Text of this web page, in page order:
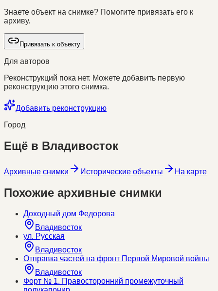
Знаете объект на снимке? Помогите привязать его к
архиву.
Привязать к объекту
Для авторов
Реконструкций пока нет. Можете добавить первую
реконструкцию этого снимка.
Добавить реконструкцию
Город
Ещё в Владивосток
Архивные снимки Исторические объекты На карте
Похожие архивные снимки
Доходный дом Федорова
Владивосток
ул. Русская
Владивосток
Отправка частей на фронт Первой Мировой войны
Владивосток
Форт № 1. Правосторонний промежуточный